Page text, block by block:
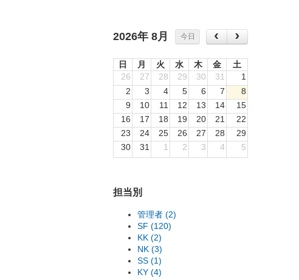
2026年 8月 今日
日 月 火 水 木 金
土
26
27 28 29 30 31
1
2
3 4 5 6 7
8
9
10 11 12 13 14
15
16
17 18 19 20 21
22
23
24 25 26 27 28
29
30
31 1 2 3 4 5
担当別
管理者 (2)
SF (120)
KK (2)
NK (3)
SS (1)
KY (4)